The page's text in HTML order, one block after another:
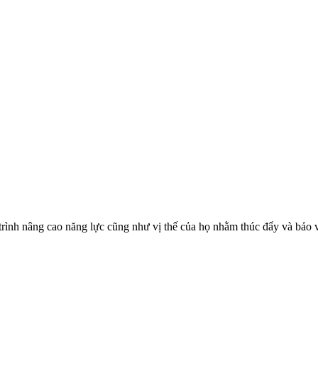
nâng cao năng lực cũng như vị thế của họ nhằm thúc đẩy và bảo